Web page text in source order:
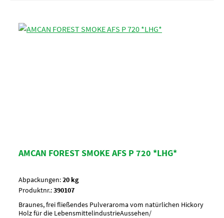
AMCAN FOREST SMOKE AFS P 720 *LHG*
Abpackungen:20 kg
Produktnr.:390107
Braunes, frei fließendes Pulveraroma vom natürlichen Hickory
Holz für die LebensmittelindustrieAussehen/